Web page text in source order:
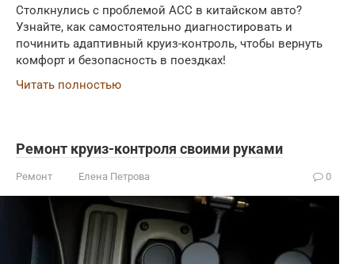
Столкнулись с проблемой ACC в китайском авто?
Узнайте, как самостоятельно диагностировать и
починить адаптивный круиз-контроль, чтобы вернуть
комфорт и безопасность в поездках!
Читать полностью
Ремонт круиз-контроля своими руками
Ремонт Елена Петрова 0